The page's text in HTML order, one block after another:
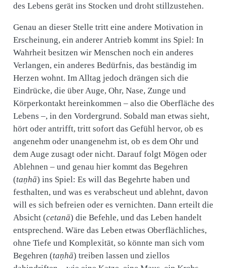
des Lebens gerät ins Stocken und droht stillzustehen.
Genau an dieser Stelle tritt eine andere Motivation in
Erscheinung, ein anderer Antrieb kommt ins Spiel: In
Wahrheit besitzen wir Menschen noch ein anderes
Verlangen, ein anderes Bedürfnis, das beständig im
Herzen wohnt. Im Alltag jedoch drängen sich die
Eindrücke, die über Auge, Ohr, Nase, Zunge und
Körperkontakt hereinkommen – also die Oberfläche des
Lebens –, in den Vordergrund. Sobald man etwas sieht,
hört oder antrifft, tritt sofort das Gefühl hervor, ob es
angenehm oder unangenehm ist, ob es dem Ohr und
dem Auge zusagt oder nicht. Darauf folgt Mögen oder
Ablehnen – und genau hier kommt das Begehren
(taṇhā) ins Spiel: Es will das Begehrte haben und
festhalten, und was es verabscheut und ablehnt, davon
will es sich befreien oder es vernichten. Dann erteilt die
Absicht (cetanā) die Befehle, und das Leben handelt
entsprechend. Wäre das Leben etwas Oberflächliches,
ohne Tiefe und Komplexität, so könnte man sich vom
Begehren (taṇhā) treiben lassen und ziellos